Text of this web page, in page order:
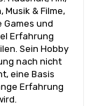
Musik & Filme,
Games und
Erfahrung
Sein Hobby
nach nicht
eine Basis
Erfahrung